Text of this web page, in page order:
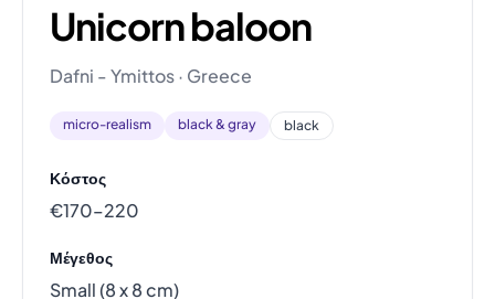
Unicorn baloon
Dafni - Ymittos · Greece
micro-realism black & gray black
Κόστος
€170–220
Μέγεθος
Small (8 x 8 cm)